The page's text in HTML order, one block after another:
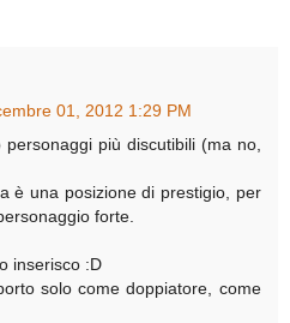
01, 2012 1:29 PM
più discutibili (ma no,
è una posizione di prestigio, per
forte.
inserisco :D
solo come doppiatore, come